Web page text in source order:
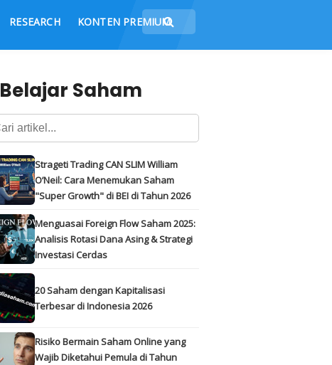
RESEARCH KONTEN PREMIUM
Belajar Saham
Strageti Trading CAN SLIM William
O’Neil: Cara Menemukan Saham
"Super Growth" di BEI di Tahun 2026
Menguasai Foreign Flow Saham 2025:
Analisis Rotasi Dana Asing & Strategi
Investasi Cerdas
20 Saham dengan Kapitalisasi
Terbesar di Indonesia 2026
Risiko Bermain Saham Online yang
Wajib Diketahui Pemula di Tahun